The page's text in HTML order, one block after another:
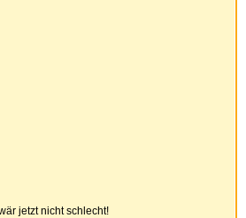
jetzt nicht schlecht!